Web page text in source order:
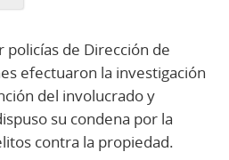
de Dirección de
efectuaron la investigación
del involucrado y
su condena por la
contra la propiedad.